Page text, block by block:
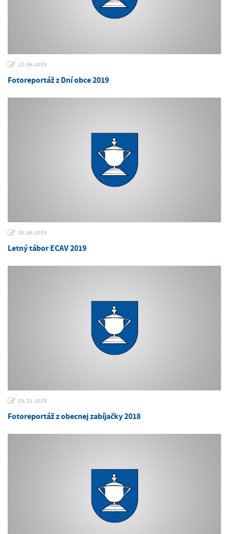
21.06.2019
Fotoreportáž z Dní obce 2019
16.06.2019
Letný tábor ECAV 2019
29.12.2018
Fotoreportáž z obecnej zabíjačky 2018